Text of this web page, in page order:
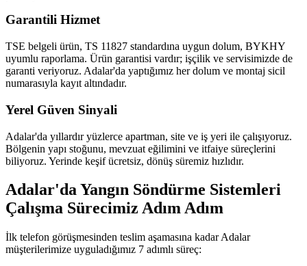
Garantili Hizmet
TSE belgeli ürün, TS 11827 standardına uygun dolum, BYKHY
uyumlu raporlama. Ürün garantisi vardır; işçilik ve servisimizde de
garanti veriyoruz. Adalar'da yaptığımız her dolum ve montaj sicil
numarasıyla kayıt altındadır.
Yerel Güven Sinyali
Adalar'da yıllardır yüzlerce apartman, site ve iş yeri ile çalışıyoruz.
Bölgenin yapı stoğunu, mevzuat eğilimini ve itfaiye süreçlerini
biliyoruz. Yerinde keşif ücretsiz, dönüş süremiz hızlıdır.
Adalar'da Yangın Söndürme Sistemleri
Çalışma Sürecimiz Adım Adım
İlk telefon görüşmesinden teslim aşamasına kadar Adalar
müşterilerimize uyguladığımız 7 adımlı süreç: